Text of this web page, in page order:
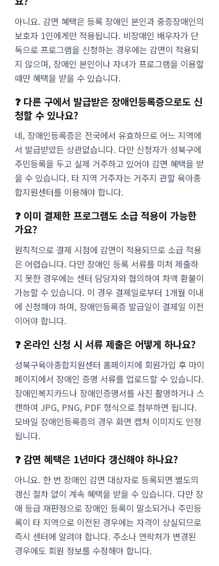
아니요. 감면 혜택은 등록 장애인 본인과 중증장애인의
보호자 1인에게만 적용됩니다. 비장애인 배우자가 단
독으로 프로그램을 신청하는 경우에는 감면이 적용되
지 않으며, 장애인 본인이나 자녀가 프로그램을 이용할
때만 혜택을 받을 수 있습니다.
❓ 다른 구에서 발급받은 장애인등록증으로도 신
청할 수 있나요?
네, 장애인등록증은 전국에서 유효하므로 어느 지역에
서 발급받았든 상관없습니다. 다만 신청자가 성북구에
주민등록을 두고 실제 거주하고 있어야 감면 혜택을 받
을 수 있습니다. 타 지역 거주자는 거주지 관할 육아종
합지원센터를 이용해야 합니다.
❓ 이미 결제한 프로그램도 소급 적용이 가능한
가요?
원칙적으로 결제 시점에 감면이 적용되므로 소급 적용
은 어렵습니다. 다만 장애인 등록 서류를 미처 제출하
지 못한 경우에는 센터 담당자와 협의하여 차액 환불이
가능할 수 있습니다. 이 경우 결제일로부터 1개월 이내
에 신청해야 하며, 장애인등록증 발급일이 결제일 이전
이어야 합니다.
❓ 온라인 신청 시 서류 제출은 어떻게 하나요?
성북구육아종합지원센터 홈페이지에 회원가입 후 마이
페이지에서 장애인 증명 서류를 업로드할 수 있습니다.
장애인복지카드나 장애인증명서를 사진 촬영하거나 스
캔하여 JPG, PNG, PDF 형식으로 첨부하면 됩니다.
모바일 장애인등록증의 경우 화면 캡처 이미지도 인정
됩니다.
❓ 감면 혜택은 1년마다 갱신해야 하나요?
아니요. 한 번 장애인 감면 대상자로 등록되면 별도의
갱신 절차 없이 계속 혜택을 받을 수 있습니다. 다만 장
애 등급 재판정으로 장애인 등록이 말소되거나 주민등
록이 타 지역으로 이전된 경우에는 자격이 상실되므로
즉시 센터에 알려야 합니다. 주소나 연락처가 변경된
경우에도 회원 정보를 수정해야 합니다.